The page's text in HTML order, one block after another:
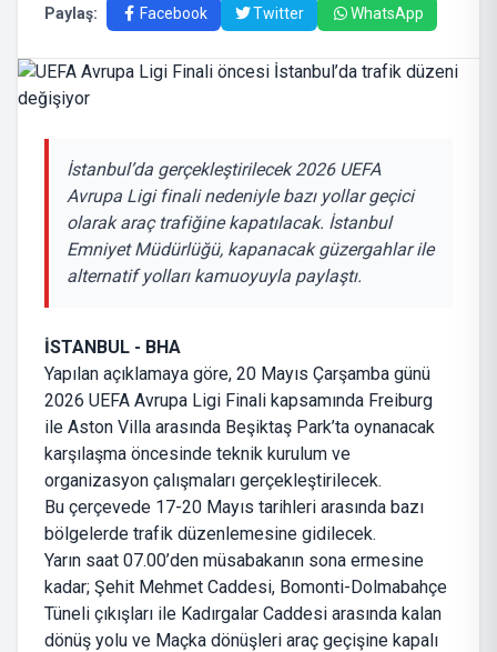
Paylaş: Facebook Twitter WhatsApp
İstanbul’da gerçekleştirilecek 2026 UEFA
Avrupa Ligi finali nedeniyle bazı yollar geçici
olarak araç trafiğine kapatılacak. İstanbul
Emniyet Müdürlüğü, kapanacak güzergahlar ile
alternatif yolları kamuoyuyla paylaştı.
İSTANBUL - BHA
Yapılan açıklamaya göre, 20 Mayıs Çarşamba günü
2026 UEFA Avrupa Ligi Finali kapsamında Freiburg
ile Aston Villa arasında Beşiktaş Park’ta oynanacak
karşılaşma öncesinde teknik kurulum ve
organizasyon çalışmaları gerçekleştirilecek.
Bu çerçevede 17-20 Mayıs tarihleri arasında bazı
bölgelerde trafik düzenlemesine gidilecek.
Yarın saat 07.00’den müsabakanın sona ermesine
kadar; Şehit Mehmet Caddesi, Bomonti-Dolmabahçe
Tüneli çıkışları ile Kadırgalar Caddesi arasında kalan
dönüş yolu ve Maçka dönüşleri araç geçişine kapalı